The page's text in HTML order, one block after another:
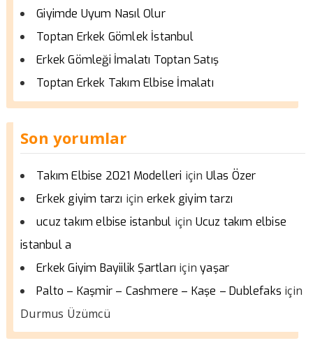
Giyimde Uyum Nasıl Olur
Toptan Erkek Gömlek İstanbul
Erkek Gömleği İmalatı Toptan Satış
Toptan Erkek Takım Elbise İmalatı
Son yorumlar
Takım Elbise 2021 Modelleri için Ulas Özer
Erkek giyim tarzı için erkek giyim tarzı
ucuz takım elbise istanbul için Ucuz takım elbise
istanbul a
Erkek Giyim Bayiilik Şartları içinyaşar
Palto – Kaşmir – Cashmere – Kaşe – Dublefaks için
Durmus Üzümcü